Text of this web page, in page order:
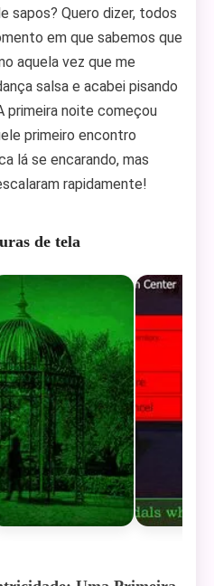
sapos? Quero dizer, todos
em que sabemos que
aquela vez que me
salsa e acabei pisando
primeira noite começou
primeiro encontro
lá se encarando, mas
rapidamente!
de tela